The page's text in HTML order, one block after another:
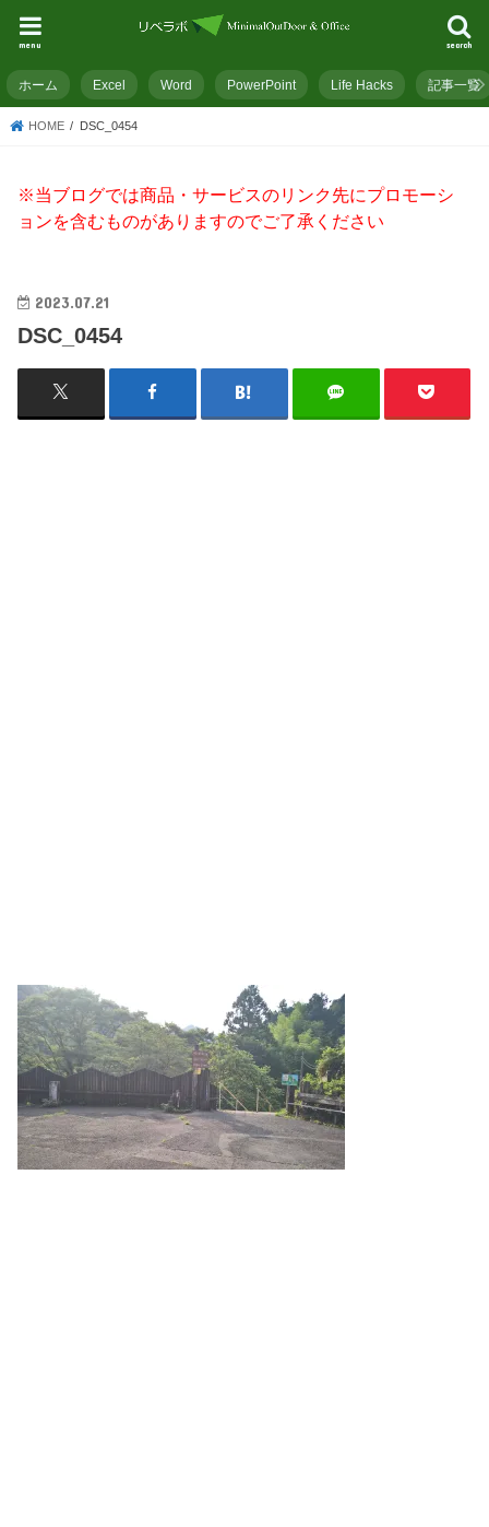
search
menu
ホーム Excel Word PowerPoint Life Hacks 記事一覧
HOME DSC_0454
※当ブログでは商品・サービスのリンク先にプロモーシ
ョンを含むものがありますのでご了承ください
2023.07.21
DSC_0454